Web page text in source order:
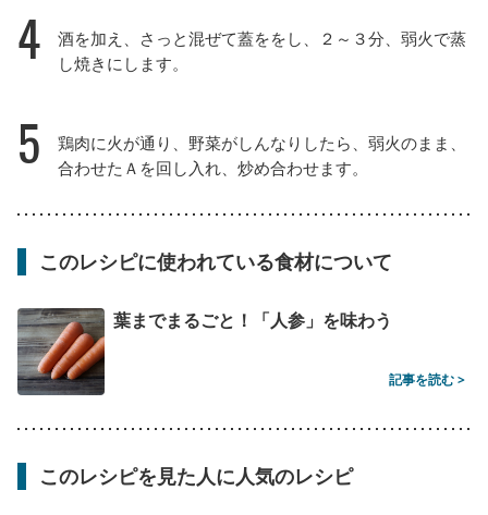
4
酒を加え、さっと混ぜて蓋ををし、２～３分、弱火で蒸
し焼きにします。
5
鶏肉に火が通り、野菜がしんなりしたら、弱火のまま、
合わせたＡを回し入れ、炒め合わせます。
このレシピに使われている食材について
葉までまるごと！「人参」を味わう
記事を読む >
このレシピを見た人に人気のレシピ